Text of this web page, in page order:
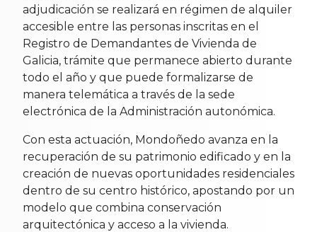
adjudicación se realizará en régimen de alquiler
accesible entre las personas inscritas en el
Registro de Demandantes de Vivienda de
Galicia, trámite que permanece abierto durante
todo el año y que puede formalizarse de
manera telemática a través de la sede
electrónica de la Administración autonómica.
Con esta actuación, Mondoñedo avanza en la
recuperación de su patrimonio edificado y en la
creación de nuevas oportunidades residenciales
dentro de su centro histórico, apostando por un
modelo que combina conservación
arquitectónica y acceso a la vivienda.